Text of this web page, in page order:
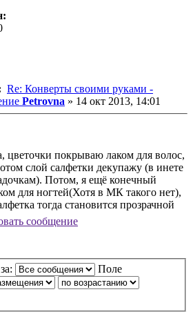
Re: Конверты своими руками -
Petrovna » 14 окт 2013, 14:01
цветочки покрываю лаком для волос,
слой салфетки декупажу (в инете
Потом, я ещё конечный
для ногтей(Хотя в МК такого нет),
тогда становится прозрачной
Поле